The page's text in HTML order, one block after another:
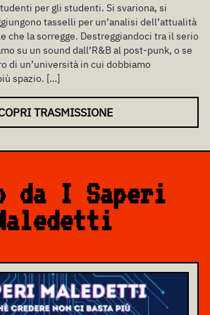
per gli studenti. Si svariona, si
tasselli per un’analisi dell’attualità
che la sorregge. Destreggiandoci tra il serio
su un sound dall’R&B al post-punk, o se
di un’università in cui dobbiamo
spazio. […]
TRASMISSIONE
da I Saperi